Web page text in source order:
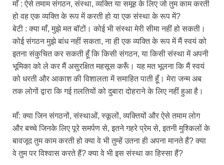
माँ : ऐसे तमाम संगठन, संस्था, व्यक्ति या समूह के लिए जो तुम काम करती
हो वह एक व्यक्ति के रूप में करती हो या एक संस्था के रूप में?
बेटी : क्या माँ, मुझे मत बॉटों। कोई भी संस्था मेरी सीमा नहीं हो सकती।
कोई संगठन मुझे बांध नहीं सकता, ना ही एक व्यक्ति के रूप में मैं स्वयं को
इतना संकुचित कर सकती हूँ कि किसी संगठन, या किसी संस्था में अपनी
भूमिका को ले कर मैं असुरक्षित महसूस करूँ। यह मत भूलना कि मैं स्वयं
को धरती और आकाश की विशालता में समाहित पाती हूँ। मेरा जन्म अब
तक लोगों द्वारा कि गई ग़लतियों को दुबारा दोहराने के लिए नहीं हुआ है।
माँ: क्या जिन संगठनों, संस्थाओं, स्कूलों, व्यक्तियों और ऐसे तमाम लोग
और बच्चे जिनके लिए पूरे समर्पण से, इतने गहरे प्रेम से, इतनी मुश्किलों के
बावजूद तुम काम करती हो क्या वे भी तुम्हें उतना ही अपना मानते हैं? क्या
वे तुम पर विश्वास करते हैं? क्या वे भी इस संस्था का हिस्सा हैं?